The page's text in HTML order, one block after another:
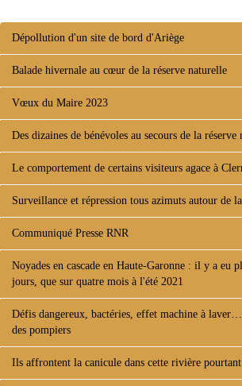
Dépollution d'un site de bord d'Ariège
Balade hivernale au cœur de la réserve naturelle
Vœux du Maire 2023
Des dizaines de bénévoles au secours de la réserve
Le comportement de certains visiteurs agace à
Surveillance et répression tous azimuts autour de
Communiqué Presse RNR
Noyades en cascade en Haute-Garonne : il y a eu
jours, que sur quatre mois à l'été 2021
Défis dangereux, bactéries, effet machine à
des pompiers
Ils affrontent la canicule dans cette rivière